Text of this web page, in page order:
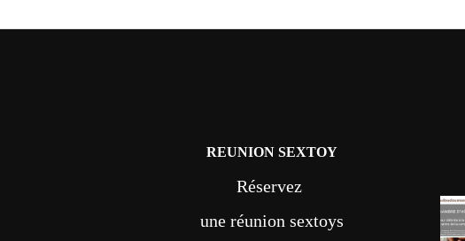
REUNION SEXTOY
Réservez
une réunion sextoys